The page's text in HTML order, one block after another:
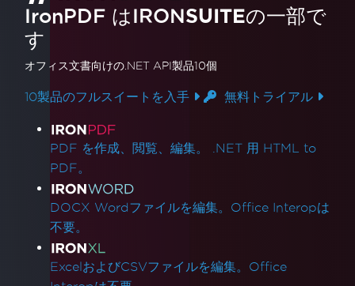
IronPDF はIRONSUITEの一部で
す
オフィス文書向けの.NET API製品10個
10製品のフルスイートを入手 無料トライアル
製品リンク
PDF を作成、閲覧、編集。 .NET 用 HTML to
PDF。
DOCX Wordファイルを編集。Office Interopは
不要。
ExcelおよびCSVファイルを編集。Office